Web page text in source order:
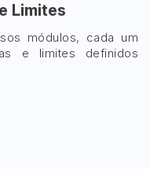
Limites
módulos, cada um
e limites definidos